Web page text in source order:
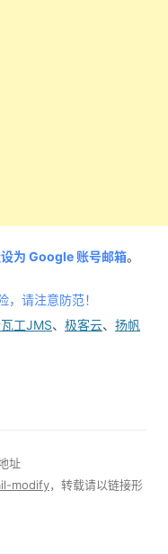
为 Google 账号邮箱。
，请注意防范！
工JMS、 极客云、 扬帆
址
modify，转载请以链接形